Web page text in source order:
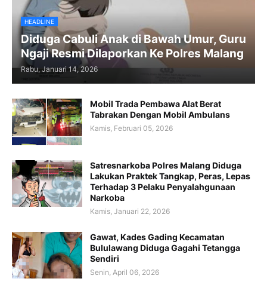
HEADLINE
Diduga Cabuli Anak di Bawah Umur, Guru
Ngaji Resmi Dilaporkan Ke Polres Malang
Rabu, Januari 14, 2026
Mobil Trada Pembawa Alat Berat
Tabrakan Dengan Mobil Ambulans
Kamis, Februari 05, 2026
Satresnarkoba Polres Malang Diduga
Lakukan Praktek Tangkap, Peras, Lepas
Terhadap 3 Pelaku Penyalahgunaan
Narkoba
Kamis, Januari 22, 2026
Gawat, Kades Gading Kecamatan
Bululawang Diduga Gagahi Tetangga
Sendiri
Senin, April 06, 2026